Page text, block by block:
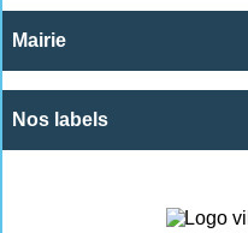
Mairie
Nos labels